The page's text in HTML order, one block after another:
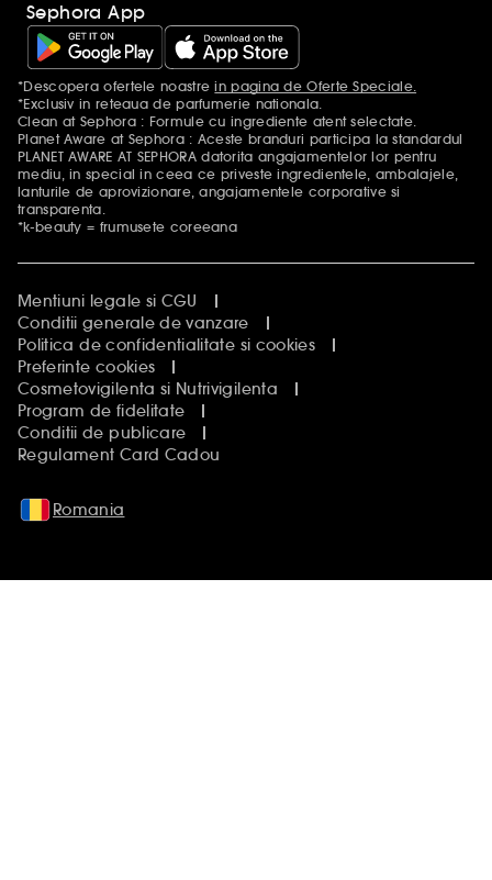
Sephora App
Mentiuni aditionale
*Descopera ofertele noastrein pagina de Oferte Speciale.
*Exclusiv in reteaua de parfumerie nationala.
Clean at Sephora : Formule cu ingrediente atent selectate.
Planet Aware at Sephora : Aceste branduri participa la standardul
PLANET AWARE AT SEPHORA datorita angajamentelor lor pentru
mediu, in special in ceea ce priveste ingredientele, ambalajele,
lanturile de aprovizionare, angajamentele corporative si
transparenta.
*k-beauty = frumusete coreeana
Mentiuni legale si CGU
Conditii generale de vanzare
Politica de confidentialitate si cookies
Preferinte cookies
Cosmetovigilenta si Nutrivigilenta
Program de fidelitate
Conditii de publicare
Regulament Card Cadou
Romania